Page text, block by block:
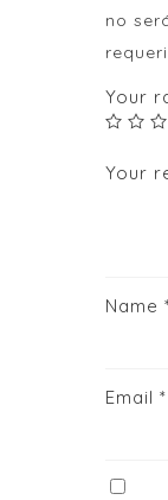
no
Your
Your
Name
Email *